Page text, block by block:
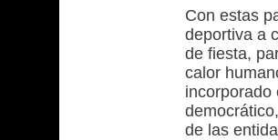
Con estas
deportiva a
de fiesta,
calor
incorporado
de las